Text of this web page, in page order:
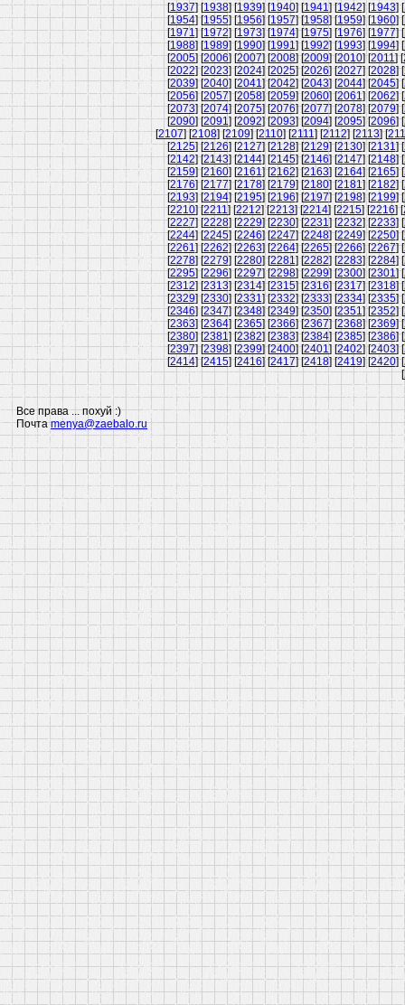
[1937] [1938] [1939] [1940] [1941] [1942] [1943] [
[1954] [1955] [1956] [1957] [1958] [1959] [1960] [
[1971] [1972] [1973] [1974] [1975] [1976] [1977] [
[1988] [1989] [1990] [1991] [1992] [1993] [1994] [
[2005] [2006] [2007] [2008] [2009] [2010] [2011] [
[2022] [2023] [2024] [2025] [2026] [2027] [2028] [
[2039] [2040] [2041] [2042] [2043] [2044] [2045] [
[2056] [2057] [2058] [2059] [2060] [2061] [2062] [
[2073] [2074] [2075] [2076] [2077] [2078] [2079] [
[2090] [2091] [2092] [2093] [2094] [2095] [2096] [
[2107] [2108] [2109] [2110] [2111] [2112] [2113] [
[2125] [2126] [2127] [2128] [2129] [2130] [2131] [
[2142] [2143] [2144] [2145] [2146] [2147] [2148] [
[2159] [2160] [2161] [2162] [2163] [2164] [2165] [
[2176] [2177] [2178] [2179] [2180] [2181] [2182] [
[2193] [2194] [2195] [2196] [2197] [2198] [2199] [
[2210] [2211] [2212] [2213] [2214] [2215] [2216] [
[2227] [2228] [2229] [2230] [2231] [2232] [2233] [
[2244] [2245] [2246] [2247] [2248] [2249] [2250] [
[2261] [2262] [2263] [2264] [2265] [2266] [2267] [
[2278] [2279] [2280] [2281] [2282] [2283] [2284] [
[2295] [2296] [2297] [2298] [2299] [2300] [2301] [
[2312] [2313] [2314] [2315] [2316] [2317] [2318] [
[2329] [2330] [2331] [2332] [2333] [2334] [2335] [
[2346] [2347] [2348] [2349] [2350] [2351] [2352] [
[2363] [2364] [2365] [2366] [2367] [2368] [2369] [
[2380] [2381] [2382] [2383] [2384] [2385] [2386] [
[2397] [2398] [2399] [2400] [2401] [2402] [2403] [
[2414] [2415] [2416] [2417] [2418] [2419] [2420] [
[
Все права ... похуй :)
Почтаmenya@zaebalo.ru